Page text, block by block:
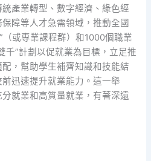
產業轉型、數字經濟、綠色經
障等人才急需領域，推動全國
（或專業課程群）和1000個職業
千”計劃以促就業為目標，立足推
，幫助學生補齊知識和技能結
迅速提升就業能力。這一舉
就業和高質量就業，有著深遠